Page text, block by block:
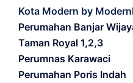
Kota Modern by
Perumahan Banjar
Taman Royal 1,2,3
Perumnas Karawaci
Perumahan Poris Indah